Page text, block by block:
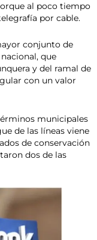
al poco tiempo
por cable.
conjunto de
que
y del ramal de
con un valor
municipales
de las líneas viene
de conservación
dos de las